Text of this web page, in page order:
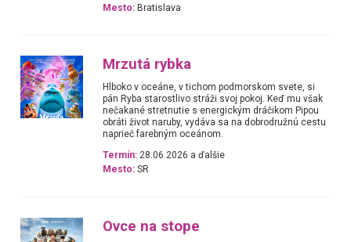
Mesto: Bratislava
Mrzutá rybka
Hlboko v oceáne, v tichom podmorskom svete, si
pán Ryba starostlivo stráži svoj pokoj. Keď mu však
nečakané stretnutie s energickým dráčikom Pipou
obráti život naruby, vydáva sa na dobrodružnú cestu
naprieč farebným oceánom.
Termín: 28.06.2026 a ďalšie
Mesto: SR
Ovce na stope